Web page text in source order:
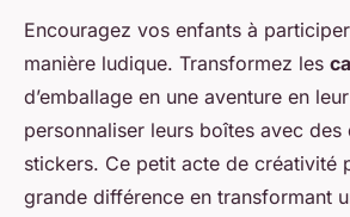
Encouragez vos enfants à
manière ludique. Transformez les
d’emballage en une aventure en
personnaliser leurs boîtes avec des
stickers. Ce petit acte de créativité
grande différence en transformant